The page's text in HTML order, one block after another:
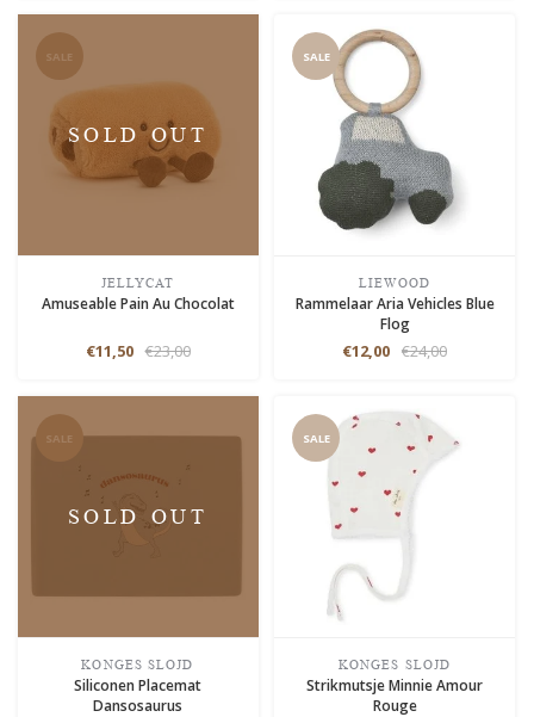
SALE
SOLD OUT
JELLYCAT
Amuseable Pain Au Chocolat
€11,50 €23,00
SALE
LIEWOOD
Rammelaar Aria Vehicles Blue
Flog
€12,00 €24,00
SALE
SOLD OUT
KONGES SLOJD
Siliconen Placemat
Dansosaurus
SALE
KONGES SLOJD
Strikmutsje Minnie Amour
Rouge